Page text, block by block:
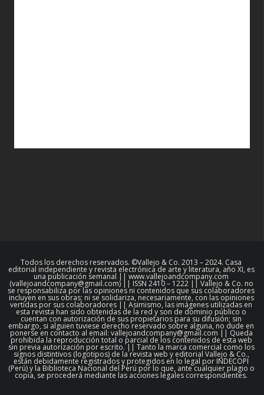
Todos los derechos reservados. ©Vallejo & Co. 2013 – 2024. Casa
editorial independiente y revista electrónica de arte y literatura, año XI, es
una publicación semanal || www.vallejoandcompany.com
(vallejoandcompany@gmail.com) || ISSN 2410 – 1222 || Vallejo & Co. no
se responsabiliza por las opiniones ni contenidos que sus colaboradores
incluyen en sus obras; ni se solidariza, necesariamente, con las opiniones
vertidas por sus colaboradores || Asimismo, las imágenes utilizadas en
esta revista han sido obtenidas de la red y son de dominio público o
cuentan con autorización de sus propietarios para su difusión; sin
embargo, si alguien tuviese derecho reservado sobre alguna, no dude en
ponerse en contacto al email: vallejoandcompany@gmail.com || Queda
prohibida la reproducción total o parcial de los contenidos de esta web
sin previa autorización por escrito. || Tanto la marca comercial como los
signos distintivos (logotipos) de la revista web y editorial Vallejo & Co.,
están debidamente registrados y protegidos en lo legal por INDECOPI
(Perú) y la Biblioteca Nacional del Perú por lo que, ante cualquier plagio o
copia, se procederá mediante las acciones legales correspondientes.